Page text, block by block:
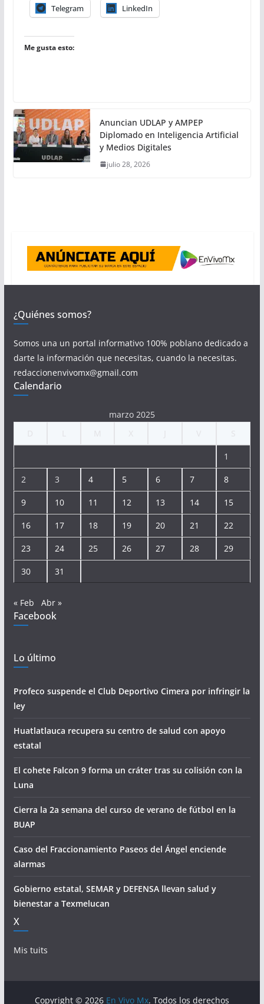
Telegram LinkedIn
Me gusta esto:
Anuncian UDLAP y AMPEP
Diplomado en Inteligencia Artificial
y Medios Digitales
julio 28, 2026
¿Quiénes somos?
Somos una un portal informativo 100% poblano dedicado a
darte la información que necesitas, cuando la necesitas.
redaccionenvivomx@gmail.com
Calendario
marzo 2025
1
2 3 4 5 6 7 8
9 10 11 12 13 14 15
16 17 18 19 20 21 22
23 24 25 26 27 28 29
30 31
« Feb Abr »
Facebook
Lo último
Profeco suspende el Club Deportivo Cimera por infringir la
ley
Huatlatlauca recupera su centro de salud con apoyo
estatal
El cohete Falcon 9 forma un cráter tras su colisión con la
Luna
Cierra la 2a semana del curso de verano de fútbol en la
BUAP
Caso del Fraccionamiento Paseos del Ángel enciende
alarmas
Gobierno estatal, SEMAR y DEFENSA llevan salud y
bienestar a Texmelucan
X
Mis tuits
Copyright © 2026 En Vivo Mx. Todos los derechos